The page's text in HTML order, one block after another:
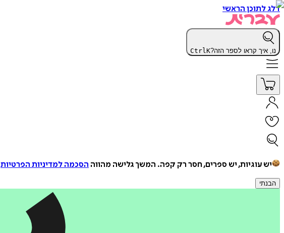
דלג לתוכן הראשי
נו, איך קראו לספר הזה? CtrlK
יש עוגיות, יש ספרים, חסר רק קפה. המשך גלישה מהווה הסכמה למדיניות הפרטיות
הבנתי